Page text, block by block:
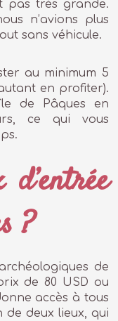
pas très grande.
n’avions plus
sans véhicule.
au minimum 5
en profiter).
de Pâques en
ce qui vous
?
de
de 80 USD ou
accès à tous
de deux lieux, qui